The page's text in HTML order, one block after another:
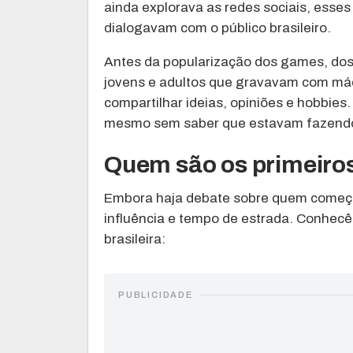
ainda explorava as redes sociais,
dialogavam com o público brasileiro.
Antes da popularização dos games,
jovens e adultos que gravavam com
compartilhar ideias, opiniões e
mesmo sem saber que estavam
Quem são os
Embora haja debate sobre quem
influência e tempo de estrada.
brasileira:
PUBLICIDADE